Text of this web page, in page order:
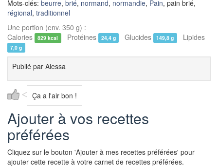
Mots-clés: beurre, brié, normand, normandie, Pain, pain brié,
régional, traditionnel
Une portion (env. 350 g) :
Calories
829 kcal Protéines 24,4 g Glucides 149,8 g Lipides
7,0 g
Publié par Alessa
Ça a l'air bon !
Ajouter à vos recettes
préférées
Cliquez sur le bouton 'Ajouter à mes recettes préférées' pour
ajouter cette recette à votre carnet de recettes préférées.